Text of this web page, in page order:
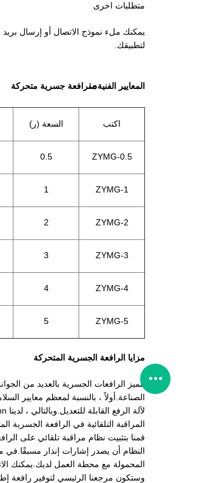
متطلبات اخرى
يمكنك ملء نموذج الاتصال أو إرسال بريد
لتطبيقك.
المعايير الفنيةمنرافعة جسرية متحركة
اكتب السعة (ر)
ZYMG-0.5
0.5
ZYMG-1
1
ZYMG-2
2
ZYMG-3
3
ZYMG-4
4
ZYMG-5
5
مزايا الرافعة الجسرية المتحركة
تتميز الرافعات الجسرية بالعديد من
الصناعة.أولاً ، بالنسبة لمعظم معايير
المراقبة التلقائية في الرافعة الجسرية
قمنا بتثبيت نظام مراقبة تلقائي على
النظام أن يصدر إشارات إنذار مسبقًا.في
المحمولة مع محطة العمل لديك.يمكنك
وستكون مرجعنا الرئيسي لتوفير رافعة